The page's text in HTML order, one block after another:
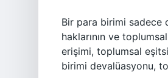
Bir para birimi sadece
haklarının ve
erişimi, toplumsal
birimi devalüasyonu,